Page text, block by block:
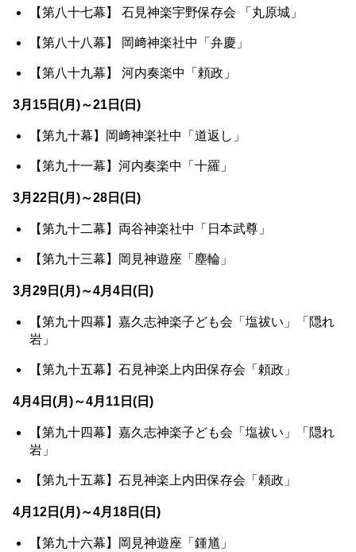
【第八十七幕】 石見神楽宇野保存会 「丸原城」
【第八十八幕】 岡﨑神楽社中「弁慶」
【第八十九幕】 河内奏楽中「頼政」
3月15日(月)～21日(日)
【第九十幕】岡﨑神楽社中「道返し」
【第九十一幕】河内奏楽中「十羅」
3月22日(月)～28日(日)
【第九十二幕】両谷神楽社中「日本武尊」
【第九十三幕】岡見神遊座「塵輪」
3月29日(月)～4月4日(日)
【第九十四幕】嘉久志神楽子ども会「塩祓い」「隠れ
岩」
【第九十五幕】石見神楽上内田保存会「頼政」
4月4日(月)～4月11日(日)
【第九十四幕】嘉久志神楽子ども会「塩祓い」「隠れ
岩」
【第九十五幕】石見神楽上内田保存会「頼政」
4月12日(月)～4月18日(日)
【第九十六幕】岡見神遊座「鍾馗」